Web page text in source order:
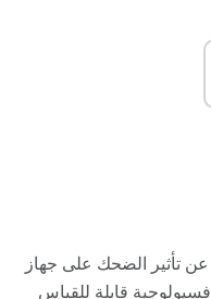
تأثير الضحك على جهاز
قابلة للقياس